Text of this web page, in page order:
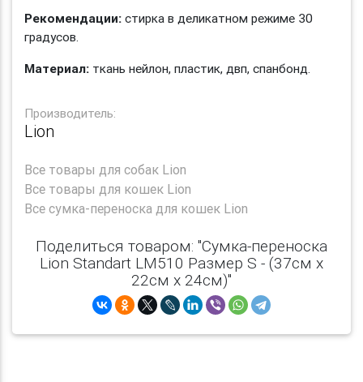
Рекомендации: стирка в деликатном режиме 30
градусов.
Материал: ткань нейлон, пластик, двп, спанбонд.
Производитель:
Lion
Все товары для собак Lion
Все товары для кошек Lion
Все сумка-переноска для кошек Lion
Поделиться товаром: "Сумка-переноска
Lion Standart LM510 Размер S - (37см х
22см х 24см)"